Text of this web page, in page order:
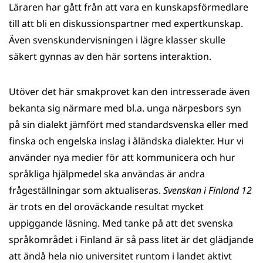
Läraren har gått från att vara en kunskapsförmedlare
till att bli en diskussionspartner med expertkunskap.
Även svenskundervisningen i lägre klasser skulle
säkert gynnas av den här sortens interaktion.
Utöver det här smakprovet kan den intresserade även
bekanta sig närmare med bl.a. unga närpesbors syn
på sin dialekt jämfört med standardsvenska eller med
finska och engelska inslag i åländska dialekter. Hur vi
använder nya medier för att kommunicera och hur
språkliga hjälp­medel ska användas är andra
frågeställningar som aktualiseras. Svenskan i Finland 12
är trots en del oroväckande resultat mycket
uppiggande läsning. Med tanke på att det svenska
språkområdet i Finland är så pass litet är det glädjande
att ändå hela nio universitet runtom i landet aktivt